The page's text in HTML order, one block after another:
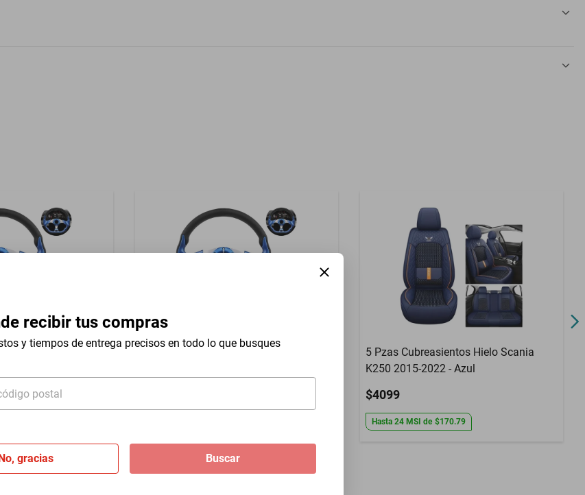
recibir tus compras
y tiempos de entrega precisos en todo lo que busques
postal
gracias Buscar
13 In Lincoln Mark Vii
Volante Universal 13 In Iveco Euroturbo
5 Pzas Cubreasientos Hielo Scania
K250 2015-2022 - Azul
$4099
Hasta 24 MSI de $170.79